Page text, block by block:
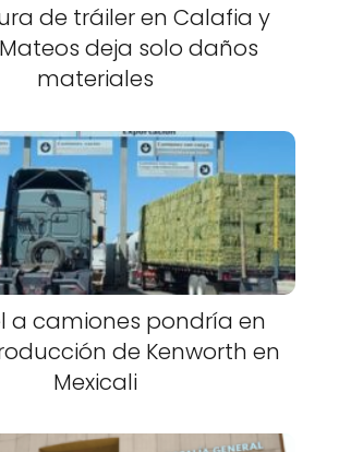
de tráiler en Calafia y
deja solo daños
materiales
a camiones pondría en
de Kenworth en
Mexicali